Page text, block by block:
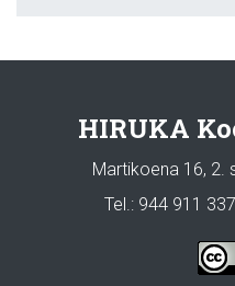
HIRUKA
Martikoena 16, 2.
Tel.: 944 911